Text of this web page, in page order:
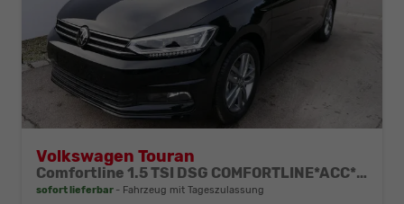
Volkswagen Touran
Comfortline 1.5 TSI DSG COMFORTLINE*ACC*LED*PDC*KAMERA*NAVI*SHZ* 7-SITZER 17-ZOLL
sofort lieferbar Fahrzeug mit Tageszulassung